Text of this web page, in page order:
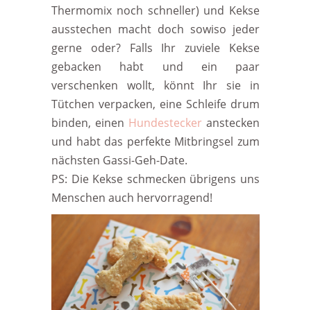
Thermomix noch schneller) und Kekse
ausstechen macht doch sowiso jeder
gerne oder? Falls Ihr zuviele Kekse
gebacken habt und ein paar
verschenken wollt, könnt Ihr sie in
Tütchen verpacken, eine Schleife drum
binden, einen Hundestecker anstecken
und habt das perfekte Mitbringsel zum
nächsten Gassi-Geh-Date.
PS: Die Kekse schmecken übrigens uns
Menschen auch hervorragend!